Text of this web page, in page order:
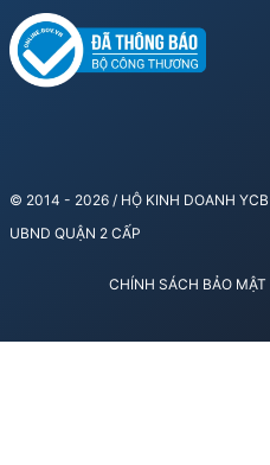
© 2014 - 2026 / HỘ KINH DOANH
UBND QUẬN 2 CẤP
CHÍNH SÁCH BẢO MẬT